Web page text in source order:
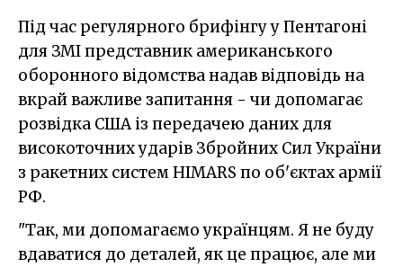
Під час регулярного брифінгу у Пентагоні
для ЗМІ представник американського
оборонного відомства надав відповідь на
вкрай важливе запитання - чи допомагає
розвідка США із передачею даних для
високоточних ударів Збройних Сил України
з ракетних систем HIMARS по об'єктах армії
РФ.
"Так, ми допомагаємо українцям. Я не буду
вдаватися до деталей, як це працює, але ми